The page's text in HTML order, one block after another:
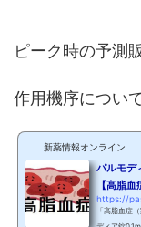
ピーク時の予測
作用機序につい
新薬情報オンライン
パルモデ
【高脂血
https://
「高脂血症